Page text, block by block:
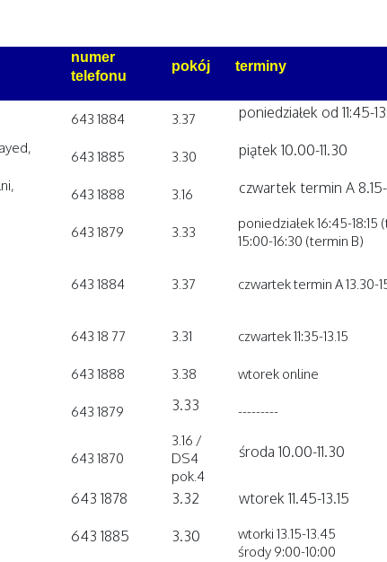
numer
telefonu
pokój terminy
643 1884 3.37 poniedziałek od 11:45-
643 1885 3.30 piątek 10.00-11.30
643 1888 3.16 czwartek termin A
643 1879 3.33
poniedziałek 16:45-18:15
15:00-16:30 (termin B)
643 1884 3.37 czwartek termin A 13.30-
643 18 77 3.31 czwartek 11:35-13.15
643 1888 3.38 wtorek online
643 1879 3.33 ---------
643 1870
3.16 /
DS4
pok.4
środa 10.00-11.30
643 1878 3.32 wtorek 11.45-13.15
643 1885 3.30
wtorki 13.15-13.45
środy 9:00-10:00